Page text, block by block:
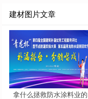
建材图片文章
拿什么拯救防水涂料业的